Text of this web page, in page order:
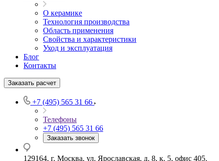
О керамике
Технология производства
Область применения
Свойства и характеристики
Уход и эксплуатация
Блог
Контакты
Заказать расчет
+7 (495) 565 31 66
Телефоны
+7 (495) 565 31 66
Заказать звонок
129164, г. Москва, ул. Ярославская, д. 8, к. 5, офис 405.